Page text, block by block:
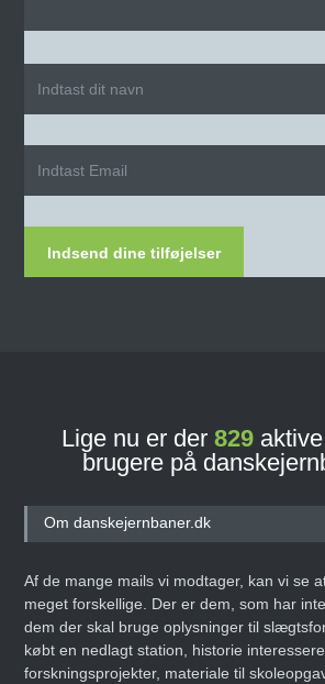
Indsend dine tilføjelser
Lige nu er der 829aktive
brugere på
Om danskejernbaner.dk
Af de mange mails vi modtager, kan vi se
meget forskellige. Der er dem, som har
dem der skal bruge oplysninger til
købt en nedlagt station, historie
forskningsprojekter, materiale til